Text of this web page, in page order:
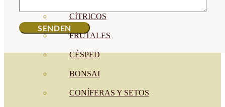
CÍTRICOS
FRUTALES
CÉSPED
BONSAI
CONÍFERAS Y SETOS